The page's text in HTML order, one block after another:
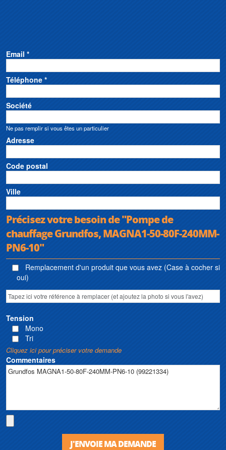
Email *
Téléphone *
Société
Ne pas remplir si vous êtes un particulier
Adresse
Code postal
Ville
Précisez votre besoin de "Pompe de
chauffage Grundfos, MAGNA1-50-80F-240MM-
PN6-10"
Remplacement d'un produit que vous avez (Case à cocher si
oui)
Tension
Mono
Tri
Cliquez ici pour préciser votre demande
Commentaires
J'ENVOIE MA DEMANDE